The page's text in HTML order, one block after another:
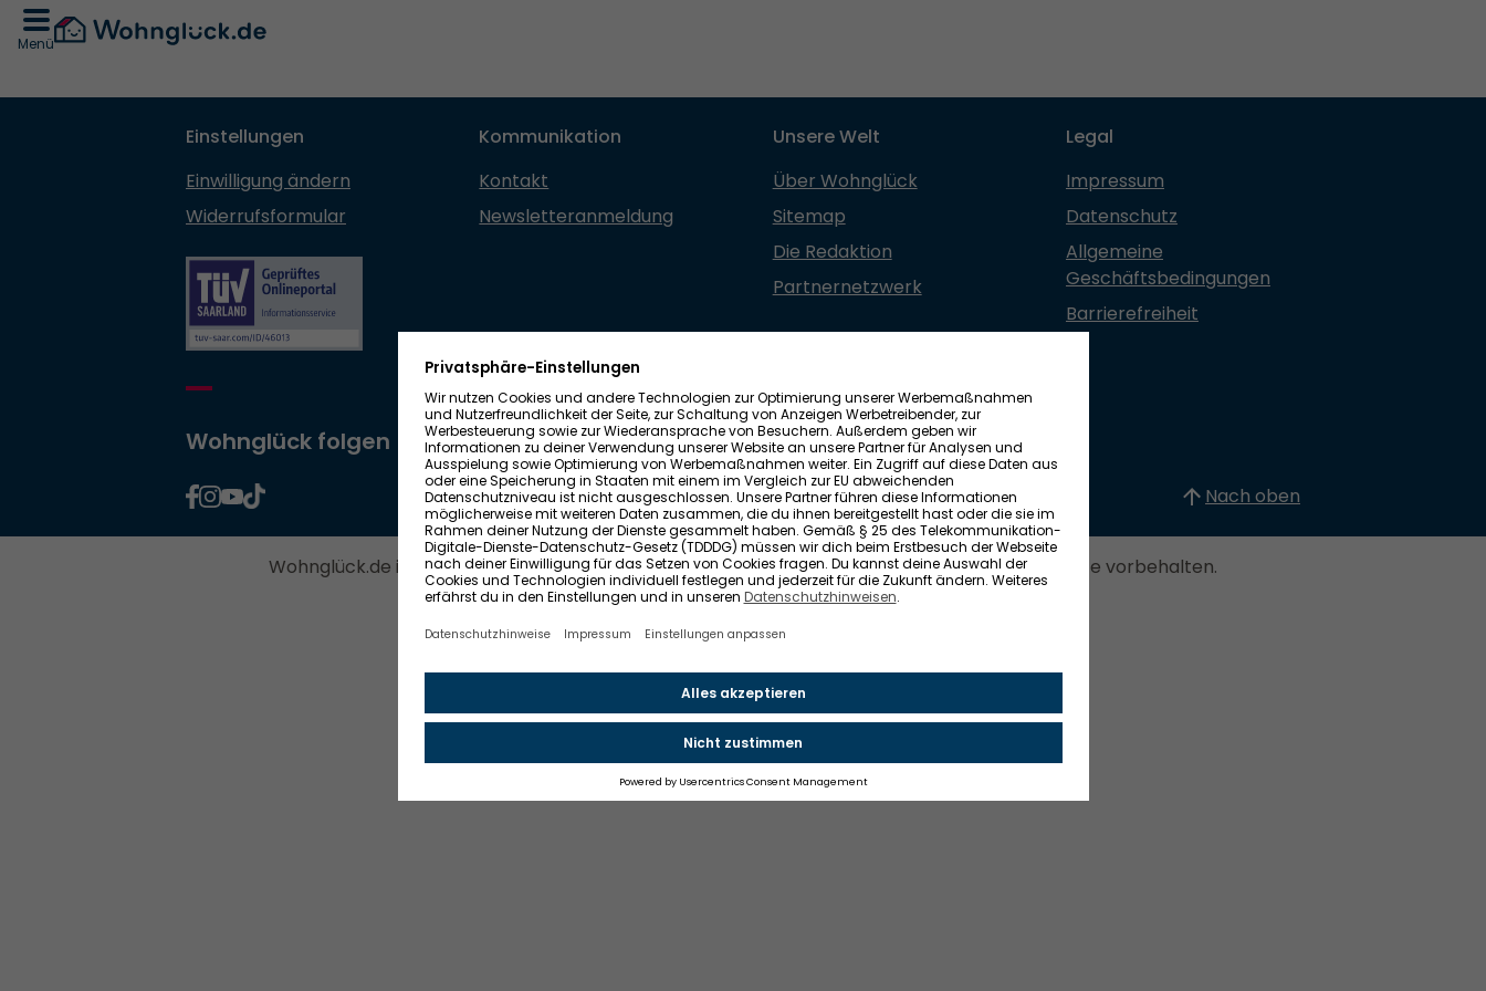
Menü
Einstellungen
Einwilligung ändern
Widerrufsformular
Kommunikation
Kontakt
Newsletteranmeldung
Unsere Welt
Über Wohnglück
Sitemap
Die Redaktion
Partnernetzwerk
Legal
Impressum
Datenschutz
Allgemeine
Geschäftsbedingungen
Barrierefreiheit
Wohnglück folgen
Nach oben
Wohnglück.de ist ein Service der Impleco GmbH, Berlin. © 2021-2026 Impleco GmbH. Alle Rechte vorbehalten.